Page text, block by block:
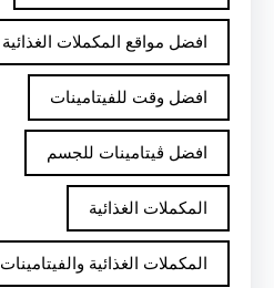
افضل مواقع المكملات الغذائية
افضل وقت للفيتامينات
افضل ڤيتامينات للجسم
المكملات الغذائية
المكملات الغذائية والفيتامينات